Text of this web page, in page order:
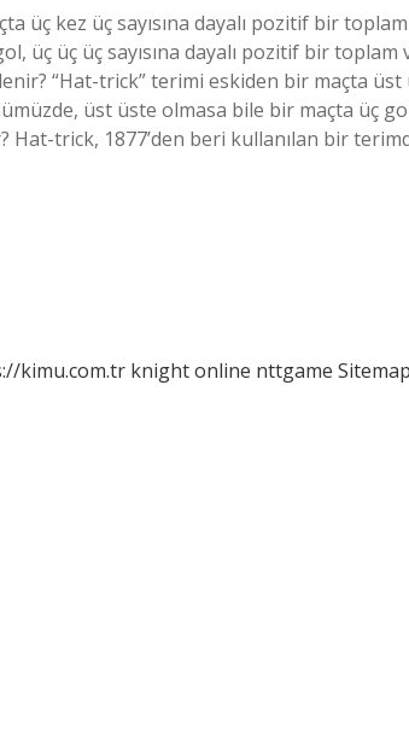
üç kez üç sayısına dayalı pozitif bir
üç üç üç sayısına dayalı pozitif bir
“Hat-trick” terimi eskiden bir maçta
üst üste olmasa bile bir maçta üç
Hat-trick, 1877’den beri kullanılan bir
kimu.com.tr knight online nttgame Sitemap